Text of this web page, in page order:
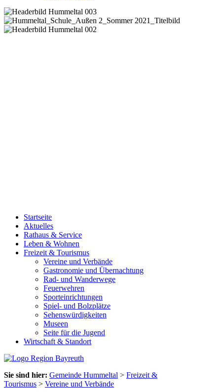
Startseite
Aktuelles
Rathaus & Service
Leben & Wohnen
Freizeit & Tourismus
Vereine und Verbände
Gastronomie und Übernachtung
Rad- und Wanderwege
Feuerwehren
Sporteinrichtungen
Spiel- und Bolzplätze
Sehenswürdigkeiten
Museen
Seite für die Jugend
Wirtschaft & Standort
Sie sind hier: Gemeinde Hummeltal > Freizeit &
Tourismus > Vereine und Verbände